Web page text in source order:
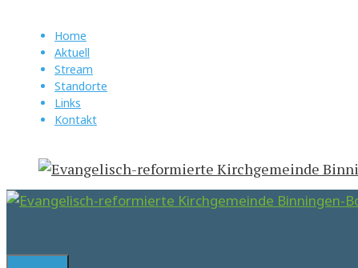
Inhalt
Home
Aktuell
Stream
Standorte
Links
Kontakt